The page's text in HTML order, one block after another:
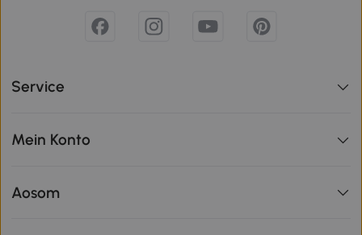
Service
Mein Konto
Aosom